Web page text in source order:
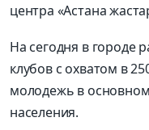
центра «Астана
На сегодня в городе
клубов с охватом в
молодежь в
населения.